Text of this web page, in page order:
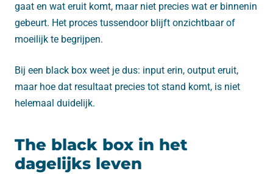
gaat en wat eruit komt, maar niet precies wat er binnenin
gebeurt. Het proces tussendoor blijft onzichtbaar of
moeilijk te begrijpen.
Bij een black box weet je dus: input erin, output eruit,
maar hoe dat resultaat precies tot stand komt, is niet
helemaal duidelijk.
The black box in het
dagelijks leven